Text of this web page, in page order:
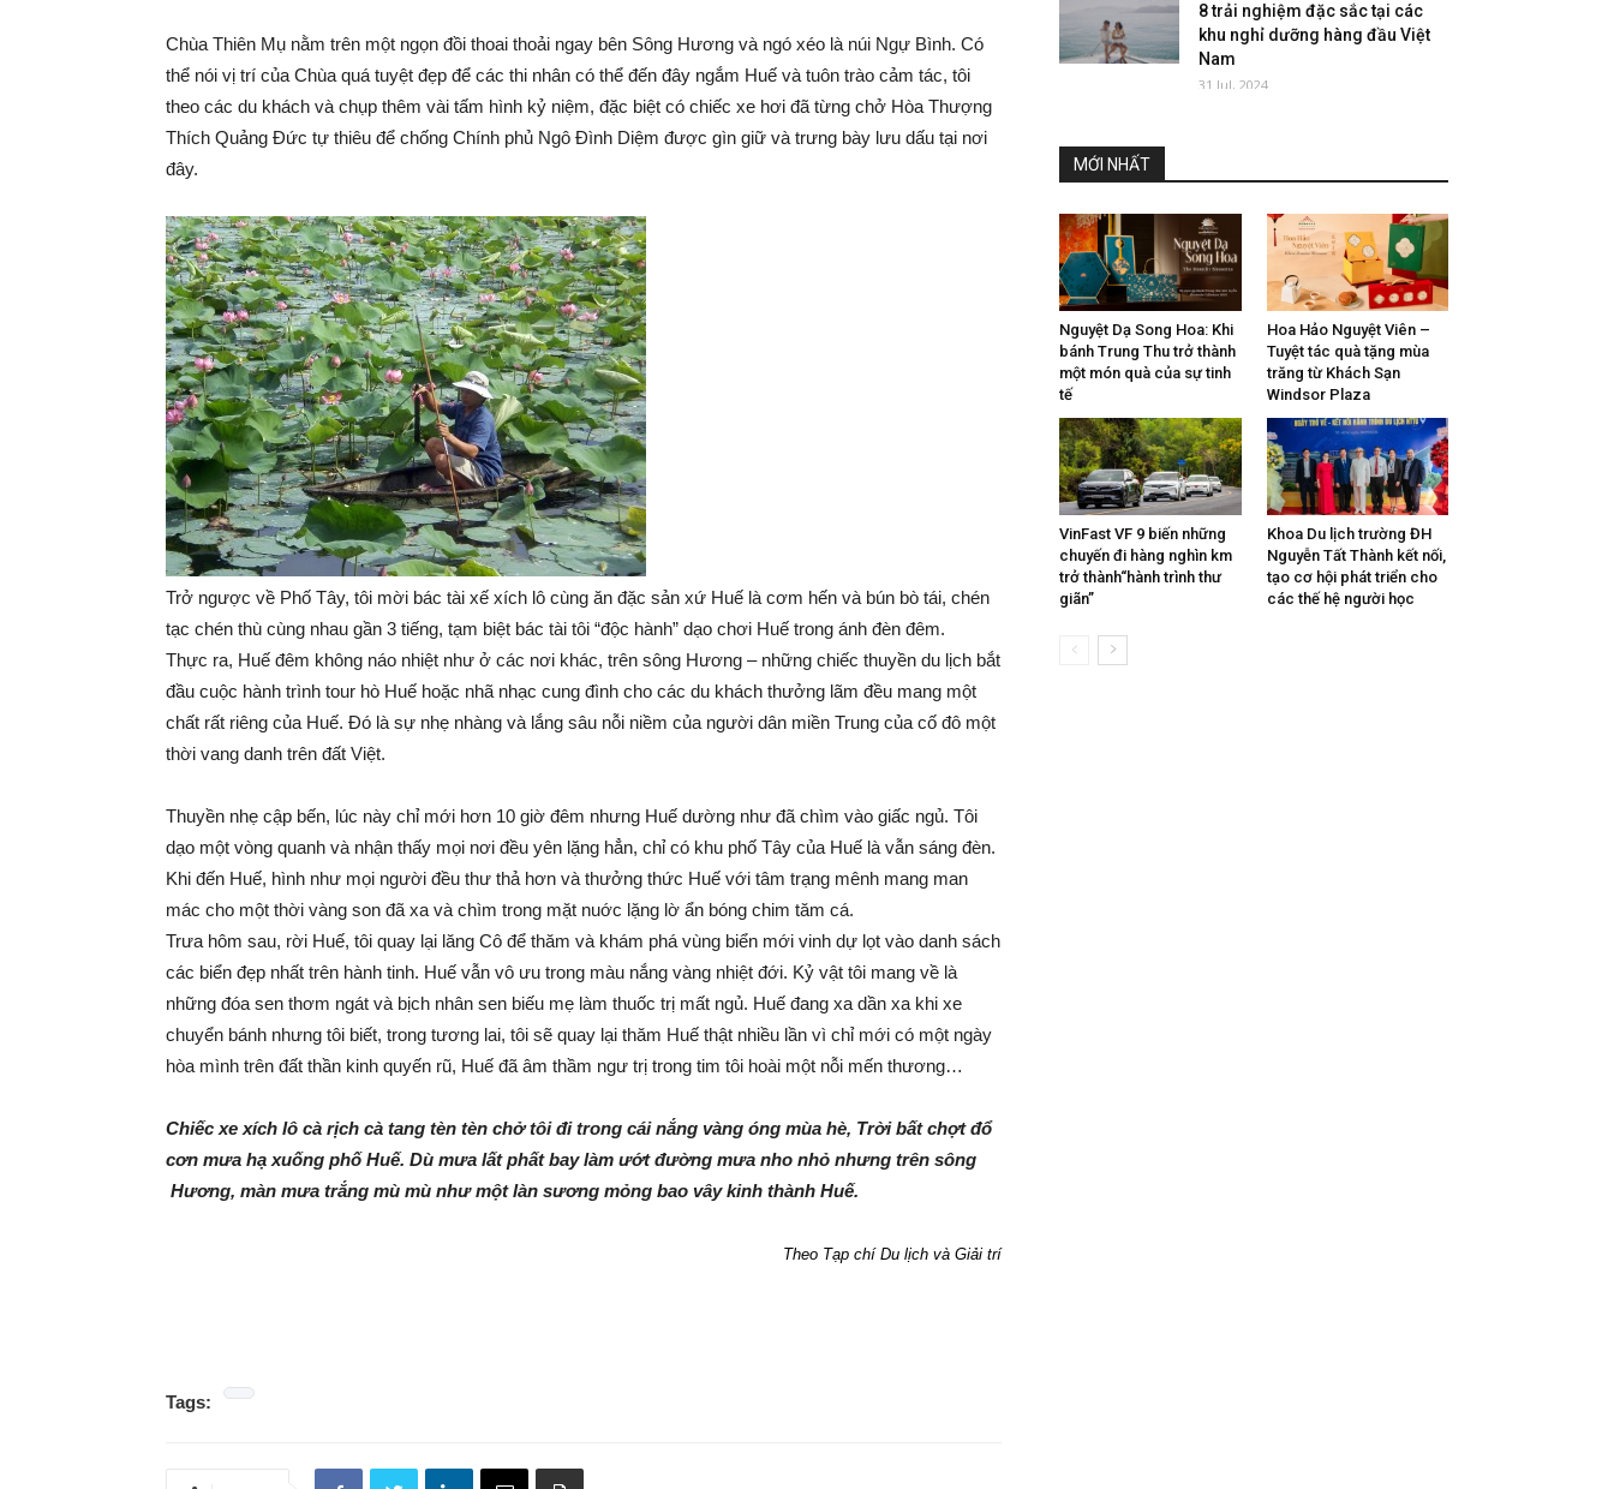
Chùa Thiên Mụ nằm trên một ngọn đồi thoai thoải ngay bên Sông Hương và ngó xéo là núi Ngự Bình. Có
thể nói vị trí của Chùa quá tuyệt đẹp để các thi nhân có thể đến đây ngắm Huế và tuôn trào cảm tác, tôi
theo các du khách và chụp thêm vài tấm hình kỷ niệm, đặc biệt có chiếc xe hơi đã từng chở Hòa Thượng
Thích Quảng Đức tự thiêu để chống Chính phủ Ngô Đình Diệm được gìn giữ và trưng bày lưu dấu tại nơi
đây.
Trở ngược về Phố Tây, tôi mời bác tài xế xích lô cùng ăn đặc sản xứ Huế là cơm hến và bún bò tái, chén
tạc chén thù cùng nhau gần 3 tiếng, tạm biệt bác tài tôi “độc hành” dạo chơi Huế trong ánh đèn đêm.
Thực ra, Huế đêm không náo nhiệt như ở các nơi khác, trên sông Hương – những chiếc thuyền du lịch bắt
đầu cuộc hành trình tour hò Huế hoặc nhã nhạc cung đình cho các du khách thưởng lãm đều mang một
chất rất riêng của Huế. Đó là sự nhẹ nhàng và lắng sâu nỗi niềm của người dân miền Trung của cố đô một
thời vang danh trên đất Việt.
Thuyền nhẹ cập bến, lúc này chỉ mới hơn 10 giờ đêm nhưng Huế dường như đã chìm vào giấc ngủ. Tôi
dạo một vòng quanh và nhận thấy mọi nơi đều yên lặng hẳn, chỉ có khu phố Tây của Huế là vẫn sáng đèn.
Khi đến Huế, hình như mọi người đều thư thả hơn và thưởng thức Huế với tâm trạng mênh mang man
mác cho một thời vàng son đã xa và chìm trong mặt nuớc lặng lờ ẩn bóng chim tăm cá.
Trưa hôm sau, rời Huế, tôi quay lại lăng Cô để thăm và khám phá vùng biển mới vinh dự lọt vào danh sách
các biển đẹp nhất trên hành tinh. Huế vẫn vô ưu trong màu nắng vàng nhiệt đới. Kỷ vật tôi mang về là
những đóa sen thơm ngát và bịch nhân sen biếu mẹ làm thuốc trị mất ngủ. Huế đang xa dần xa khi xe
chuyển bánh nhưng tôi biết, trong tương lai, tôi sẽ quay lại thăm Huế thật nhiều lần vì chỉ mới có một ngày
hòa mình trên đất thần kinh quyến rũ, Huế đã âm thầm ngư trị trong tim tôi hoài một nỗi mến thương…
Chiếc xe xích lô cà rịch cà tang tèn tèn chở tôi đi trong cái nắng vàng óng mùa hè, Trời bất chợt đổ
cơn mưa hạ xuống phố Huế. Dù mưa lất phất bay làm ướt đường mưa nho nhỏ nhưng trên sông
Hương, màn mưa trắng mù mù như một làn sương mỏng bao vây kinh thành Huế.
Theo Tạp chí Du lịch và Giải trí
Tags:
8 trải nghiệm đặc sắc tại các
khu nghỉ dưỡng hàng đầu Việt
Nam
31 Jul, 2024
MỚI NHẤT
Nguyệt Dạ Song Hoa: Khi
bánh Trung Thu trở thành
một món quà của sự tinh
tế
Hoa Hảo Nguyệt Viên –
Tuyệt tác quà tặng mùa
trăng từ Khách Sạn
Windsor Plaza
VinFast VF 9 biến những
chuyến đi hàng nghìn km
trở thành“hành trình thư
giãn”
Khoa Du lịch trường ĐH
Nguyễn Tất Thành kết nối,
tạo cơ hội phát triển cho
các thế hệ người học